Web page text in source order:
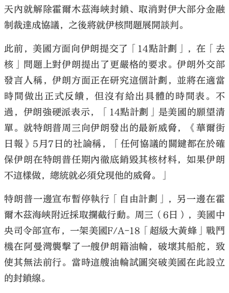
天內就解除霍爾木茲海峽封鎖、取消對伊大部分金融
制裁達成協議，之後將就伊核問題展開談判。
此前，美國方面向伊朗提交了「14點計劃」，在「去
核」問題上對伊朗提出了更嚴格的要求。伊朗外交部
發言人稱，伊朗方面正在研究這個計劃，並將在適當
時間做出正式反饋，但沒有給出具體的時間表。不
過，伊朗強硬派表示，「14點計劃」是美國的願望清
單。就特朗普周三向伊朗發出的最新威脅，《華爾街
日報》5月7日的社論稱，「任何協議的關鍵都在於確
保伊朗在特朗普任期內徹底銷毀其核材料，如果伊朗
不這樣做，總統就必須兌現他的威脅。」
特朗普一邊宣布暫停執行「自由計劃」，另一邊在霍
爾木茲海峽附近採取攔截行動。周三（6日），美國中
央司令部宣布，一架美國F/A-18「超級大黃蜂」戰鬥
機在阿曼灣襲擊了一艘伊朗籍油輪，破壞其船舵，致
使其無法前行。當時這艘油輪試圖突破美國在此設立
的封鎖線。